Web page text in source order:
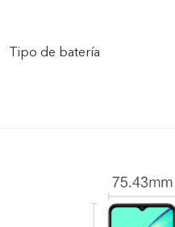
Tipo de batería